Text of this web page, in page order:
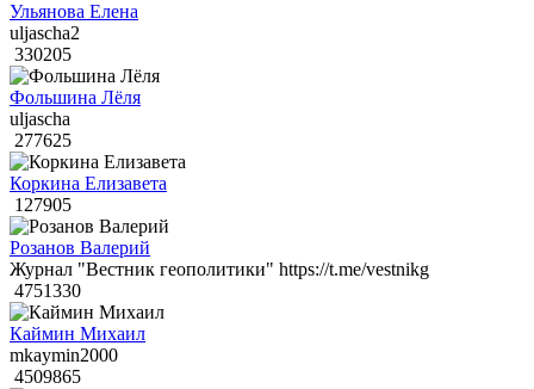
Ульянова Елена
uljascha2
330205
Фольшина Лёля
uljascha
277625
Коркина Елизавета
127905
Розанов Валерий
Журнал "Вестник геополитики" https://t.me/vestnikg
4751330
Каймин Михаил
mkaymin2000
4509865